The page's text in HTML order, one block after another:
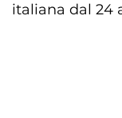
italiana dal 24